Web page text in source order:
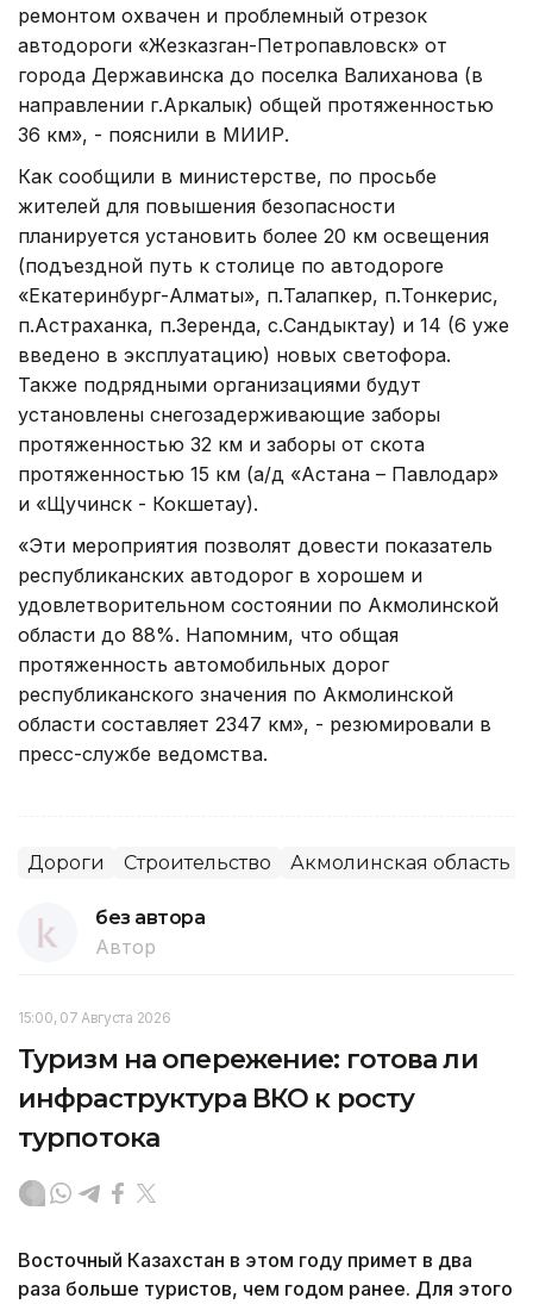
ремонтом охвачен и проблемный отрезок
автодороги «Жезказган-Петропавловск» от
города Державинска до поселка Валиханова (в
направлении г.Аркалык) общей протяженностью
36 км», - пояснили в МИИР.
Как сообщили в министерстве, по просьбе
жителей для повышения безопасности
планируется установить более 20 км освещения
(подъездной путь к столице по автодороге
«Екатеринбург-Алматы», п.Талапкер, п.Тонкерис,
п.Астраханка, п.Зеренда, с.Сандыктау) и 14 (6 уже
введено в эксплуатацию) новых светофора.
Также подрядными организациями будут
установлены снегозадерживающие заборы
протяженностью 32 км и заборы от скота
протяженностью 15 км (а/д «Астана – Павлодар»
и «Щучинск - Кокшетау).
«Эти мероприятия позволят довести показатель
республиканских автодорог в хорошем и
удовлетворительном состоянии по Акмолинской
области до 88%. Напомним, что общая
протяженность автомобильных дорог
республиканского значения по Акмолинской
области составляет 2347 км», - резюмировали в
пресс-службе ведомства.
Дороги Строительство Акмолинская область
без автора
Автор
15:00, 07 Августа 2026
Туризм на опережение: готова ли
инфраструктура ВКО к росту
турпотока
Восточный Казахстан в этом году примет в два
раза больше туристов, чем годом ранее. Для этого